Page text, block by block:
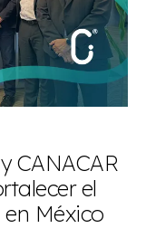
CANACAR
el
México